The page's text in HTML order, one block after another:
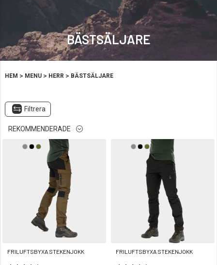
BÄSTSÄLJARE
HEM > MENU > HERR > BÄSTSÄLJARE
Filtrera
REKOMMENDERADE
FRILUFTSBYXA STEKENJOKK FRILUFTSBYXA STEKENJOKK